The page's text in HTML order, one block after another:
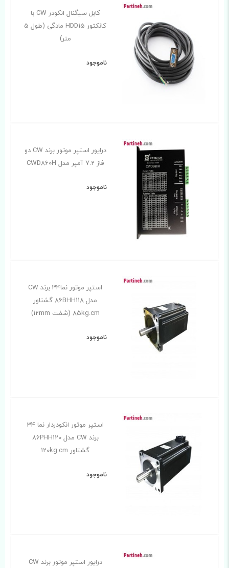
کابل سیگنال انکودر CW با
کانکتور HDD15 مادگی (طول 5
متر)
ناموجود
درایور استپر موتور برند CW دو
فاز 7.2 آمپر مدل CWD860H
ناموجود
استپر موتور نما34 برند CW
مدل 86BHH118 گشتاور
85kg.cm (شفت 12mm)
ناموجود
استپر موتور انکودردار نما 34
برند CW مدل 86PHH120
گشتاور 120kg.cm
ناموجود
درایور استپر موتور برند CW